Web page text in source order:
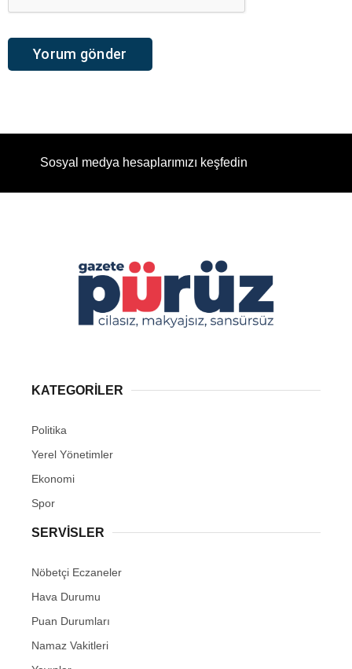
Sosyal medya hesaplarımızı keşfedin
KATEGORİLER
Politika
Yerel Yönetimler
Ekonomi
Spor
SERVİSLER
Nöbetçi Eczaneler
Hava Durumu
Puan Durumları
Namaz Vakitleri